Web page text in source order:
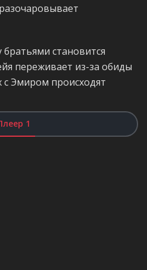
становится
переживает из-за обиды
Эмиром происходят
1